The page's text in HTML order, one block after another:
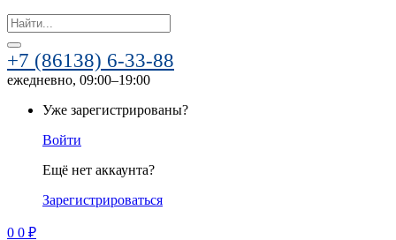
Search
for:
+7 (86138) 6-33-88
ежедневно, 09:00–19:00
Уже зарегистрированы?
Войти
Ещё нет аккаунта?
Зарегистрироваться
0 0 ₽